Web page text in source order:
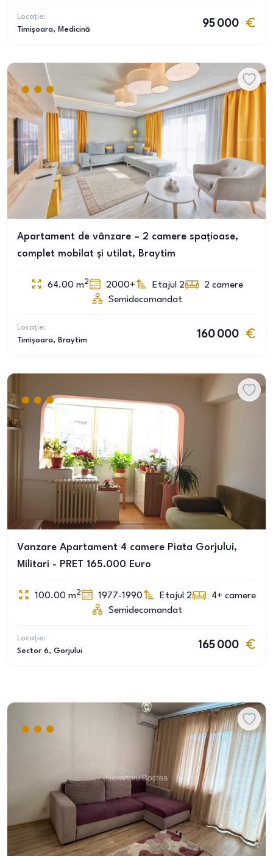
Locație:
Timișoara, Medicină
95 000
Apartament de vânzare – 2 camere spațioase,
complet mobilat și utilat, Braytim
64.00 m2 2000+ Etajul 2 2 camere
Semidecomandat
Locație:
Timișoara, Braytim
160 000
Vanzare Apartament 4 camere Piata Gorjului,
Militari - PRET 165.000 Euro
100.00 m2 1977-1990 Etajul 2 4+ camere
Semidecomandat
Locație:
Sector 6, Gorjului
165 000